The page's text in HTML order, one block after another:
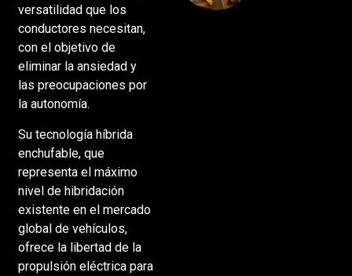
versatilidad que los
conductores necesitan,
con el objetivo de
eliminar la ansiedad y
las preocupaciones por
la autonomía.
Su tecnología híbrida
enchufable, que
representa el máximo
nivel de hibridación
existente en el mercado
global de vehículos,
ofrece la libertad de la
propulsión eléctrica para